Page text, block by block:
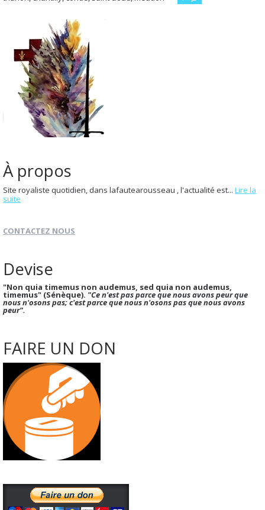
À propos
Site royaliste quotidien, dans lafautearousseau , l'actualité est... Lire la
suite
CONTACTEZ NOUS
Devise
"Non quia timemus non audemus, sed quia non audemus,
timemus" (Sénèque). "Ce n'est pas parce que nous avons peur que
nous n'osons pas; c'est parce que nous n'osons pas que nous avons
peur".
FAIRE UN DON